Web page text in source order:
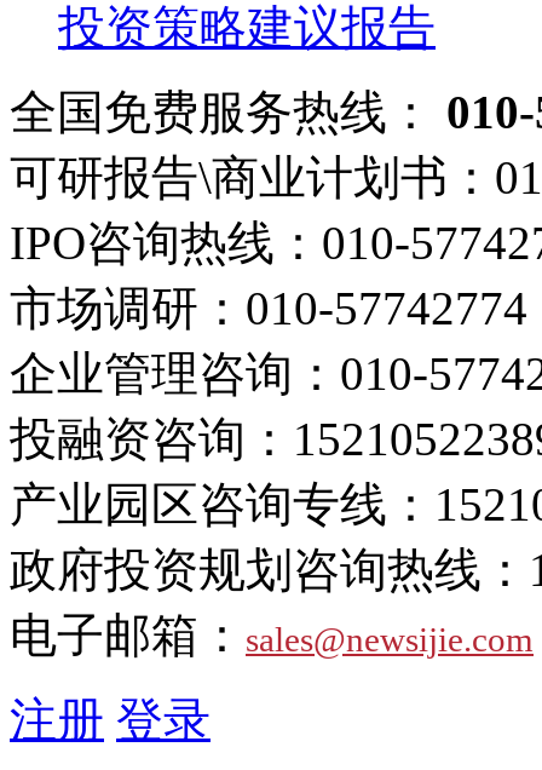
投资策略建议报告
全国免费服务热线：
可研报告\商业计划书：
IPO咨询热线： 010-
市场调研： 010-57742774
企业管理咨询： 010-
投融资咨询：
产业园区咨询专线：
政府投资规划咨询热线：
电子邮箱： sales@newsijie.com
注册 登录